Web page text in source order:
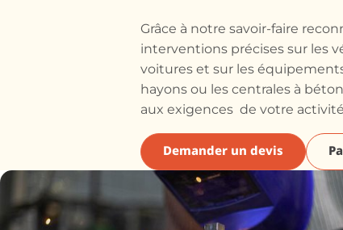
Grâce à notre savoir-faire
interventions précises sur les
voitures et sur les
hayons ou les centrales à
aux exigences de votre
Demander un devis